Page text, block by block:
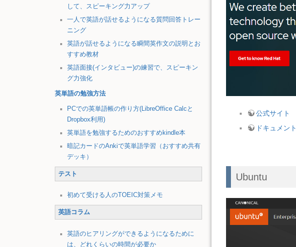
して、スピーキング力アップ
一人で英語が話せるようになる質問回答トレー
ニング
英語が話せるようになる瞬間英作文の説明とお
すすめ教材
英語面接(インタビュー)の練習で、スピーキン
グ力強化
英単語の勉強方法
PCでの英単語帳の作り方(LibreOffice Calcと
Dropbox利用)
英単語を勉強するためのおすすめkindle本
暗記カードのAnkiで英単語学習（おすすめ共有
デッキ）
テスト
初めて受ける人のTOEIC対策メモ
英語コラム
英語のヒアリングができるようになるために
は、どれくらいの時間が必要か
公式サイト
ドキュメント
Ubuntu